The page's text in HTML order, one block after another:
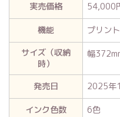
実売価格
54,000
機能
プリン
サイズ（収納
時）
幅
発売日
2025年
インク色数
6色